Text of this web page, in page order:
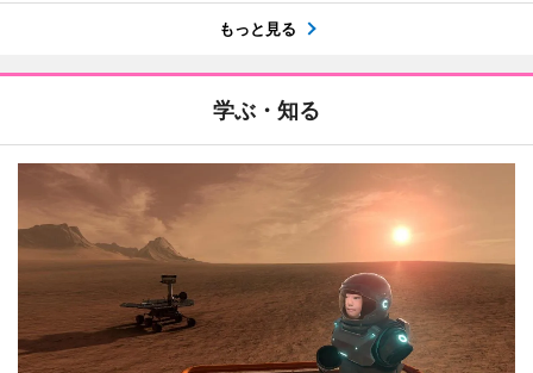
もっと見る
学ぶ・知る